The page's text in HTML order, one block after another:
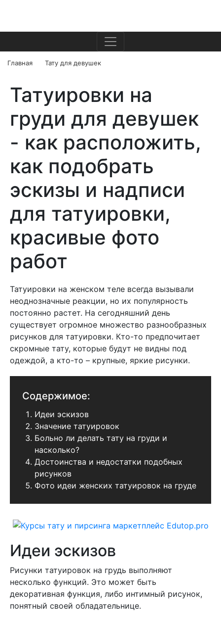
Главная Тату для девушек
Татуировки на
груди для девушек
- как расположить,
как подобрать
эскизы и надписи
для татуировки,
красивые фото
работ
Татуировки на женском теле всегда вызывали
неоднозначные реакции, но их популярность
постоянно растет. На сегодняшний день
существует огромное множество разнообразных
рисунков для татуировки. Кто-то предпочитает
скромные тату, которые будут не видны под
одеждой, а кто-то – крупные, яркие рисунки.
Содержимое:
Идеи эскизов
Значение татуировок
Больно ли делать тату на груди и
насколько?
Достоинства и недостатки подобных
рисунков
Фото идеи женских татуировок на груде
Идеи эскизов
Рисунки татуировок на грудь выполняют
несколько функций. Это может быть
декоративная функция, либо интимный рисунок,
понятный своей обладательнице.